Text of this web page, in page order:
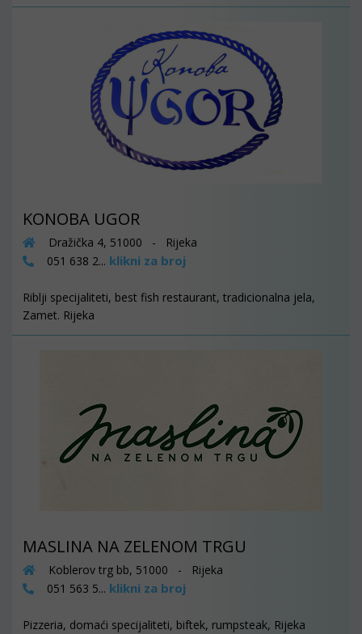
KONOBA UGOR
Dražička 4, 51000 - Rijeka
051 638 2... klikni za broj
Riblji specijaliteti, best fish restaurant, tradicionalna jela,
Zamet. Rijeka
MASLINA NA ZELENOM TRGU
Koblerov trg bb, 51000 - Rijeka
051 563 5... klikni za broj
Pizzeria, domaći specijaliteti, biftek, rumpsteak, Rijeka